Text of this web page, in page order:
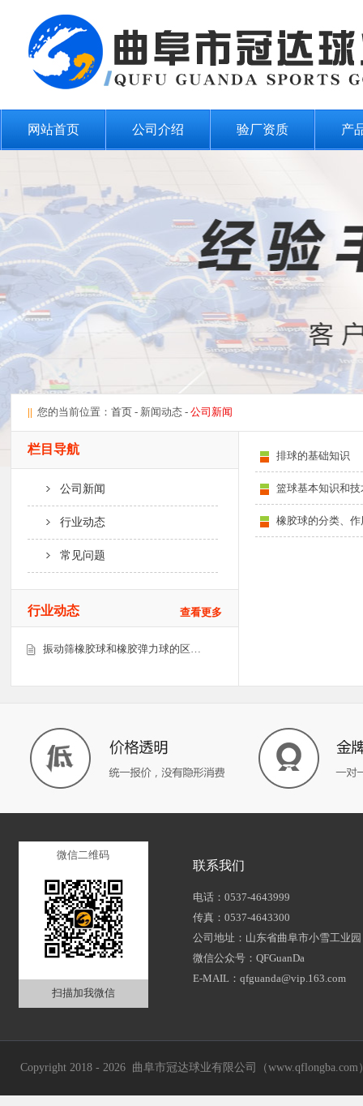
网站首页 公司介绍 验厂资质 产
|| 您的当前位置： 首页- 新闻动态 - 公司新闻
栏目导航
公司新闻
行业动态
常见问题
行业动态 查看更多
振动筛橡胶球和橡胶弹力球的区…
排球的基础知识
篮球基本知识和技
橡胶球的分类、
微信二维码
扫描加我微信
联系我们
电话：0537-4643999
传真：0537-4643300
公司地址：山东省曲阜市小雪工业园
微信公众号：QFGuanDa
E-MAIL：qfguanda@vip.163.com
Copyright 2018 - 2026 曲阜市冠达球业有限公司（www.qflongba.com